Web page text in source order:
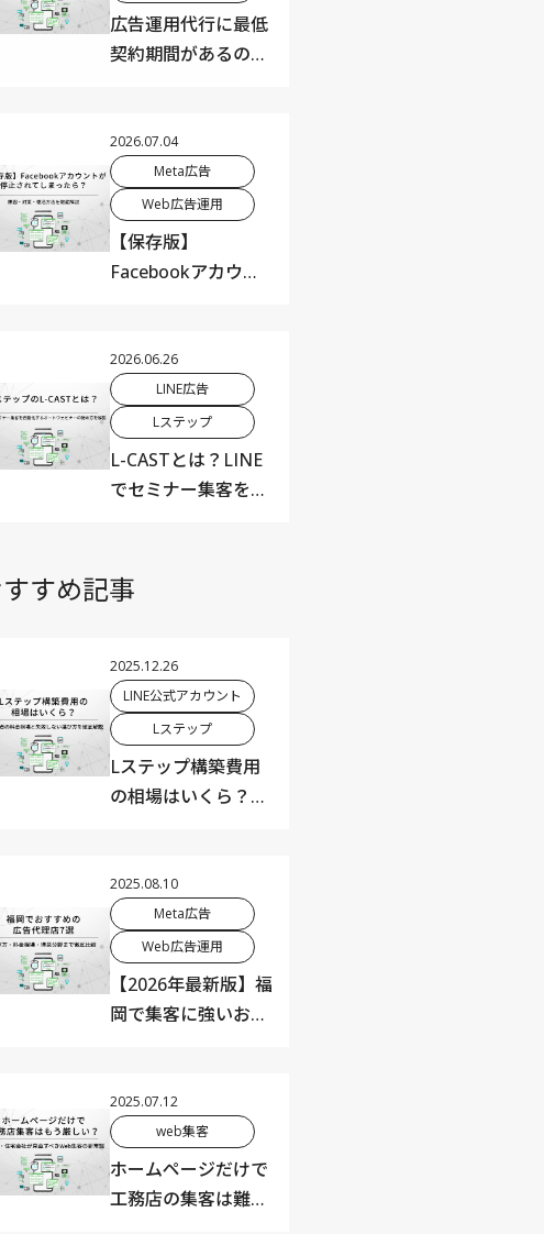
広告運用代行に最低
契約期間があるのは
準を解説
2026.07.04
Meta広告
Web広告運用
【保存版】
Facebookアカウン
解説
2026.06.26
LINE広告
Lステップ
L-CASTとは？LINE
でセミナー集客を自
説
すめ記事
2025.12.26
LINE公式アカウント
Lステップ
Lステップ構築費用
の相場はいくら？代
徹底解説【保存版】
2025.08.10
Meta広告
Web広告運用
【2026年最新版】福
岡で集客に強いおす
金相場・得意分野ま
で徹底比較
2025.07.12
web集客
ホームページだけで
工務店の集客は難し